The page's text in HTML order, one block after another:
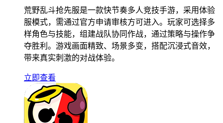
荒野乱斗抢先服是一款快节奏多人竞技手游，采用体验
服模式，需通过官方申请审核方可进入。玩家可选择多
样角色与技能，组建战队协同作战，通过策略与操作争
夺胜利。游戏画面精致、场景多变，搭配沉浸式音效，
带来真实刺激的对战体验。
立即查看